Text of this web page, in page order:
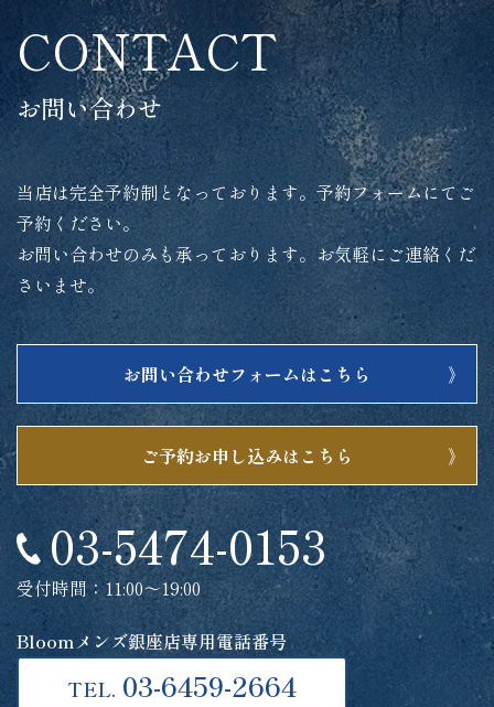
CONTACT
お問い合わせ
当店は完全予約制となっております。予約フォームにてご
予約ください。
お問い合わせのみも承っております。お気軽にご連絡くだ
さいませ。
お問い合わせフォームはこちら
ご予約お申し込みはこちら
03-5474-0153
受付時間：11:00～19:00
Bloomメンズ銀座店専用電話番号
TEL. 03-6459-2664